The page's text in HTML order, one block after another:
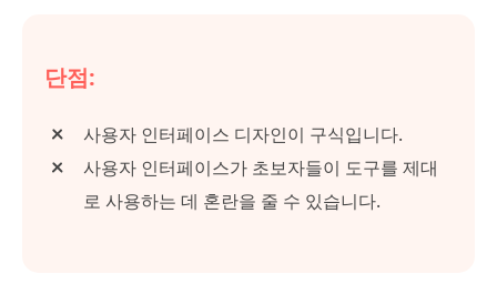
단점:
사용자 인터페이스 디자인이 구식입니다.
사용자 인터페이스가 초보자들이 도구를 제대
로 사용하는 데 혼란을 줄 수 있습니다.